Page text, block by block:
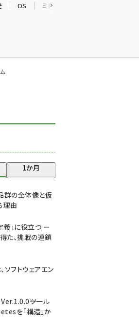
た勝利の絆～
(2263)
(1347)
OS ミドルウェア
1か月
群の全体像と仮
理由
」に役立つ ー
た、挑戦の連鎖
ソフトウェアエン
ツール
を「構造」か